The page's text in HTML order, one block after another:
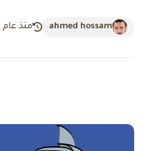
ahmed hossam منذ عام